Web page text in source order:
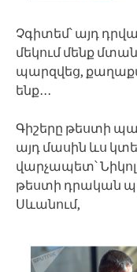
Չգիտեմ՝ այդ
մեկում մենք
պարզվեց,
ենք․․․
Գիշերը թեստի
այդ մասին ևս
վարչապետ՝ Նիկոլ
թեստի դրական
Սևանում,